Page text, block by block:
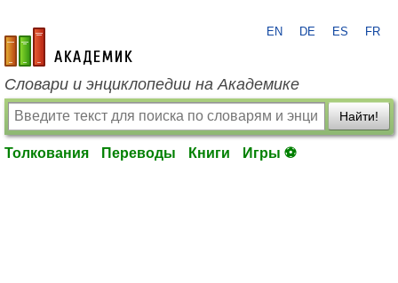
academic.ru
EN DE ES FR
Словари и энциклопедии на Академике
Найти!
Толкования Переводы Книги Игры ⚽